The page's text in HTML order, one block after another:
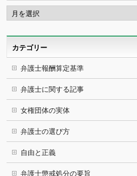
ア
ー
カ
カテゴリー
弁護士報酬算定基準
弁護士に関する記事
女権団体の実体
弁護士の選び方
自由と正義
弁護士懲戒処分の要旨